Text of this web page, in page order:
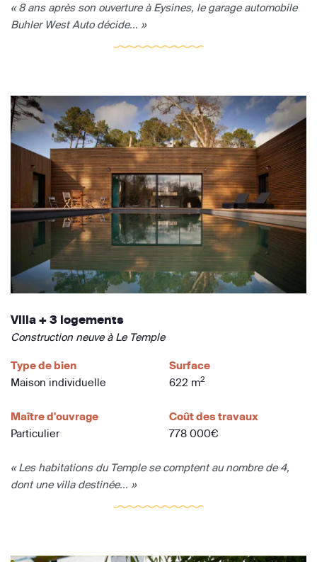
« 8 ans après son ouverture à Eysines, le garage automobile
Buhler West Auto décide... »
Villa + 3 logements
Construction neuve à Le Temple
Type de bien
Maison individuelle
Surface
622 m2
Maître d'ouvrage
Particulier
Coût des travaux
778 000€
« Les habitations du Temple se comptent au nombre de 4,
dont une villa destinée... »